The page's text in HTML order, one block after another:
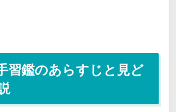
習鑑のあらすじと見ど